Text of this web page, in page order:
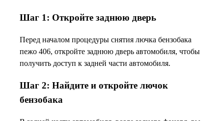
Шаг 1: Откройте заднюю дверь
Перед началом процедуры снятия лючка бензобака
пежо 406, откройте заднюю дверь автомобиля, чтобы
получить доступ к задней части автомобиля.
Шаг 2: Найдите и откройте лючок
бензобака